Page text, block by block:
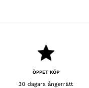
ÖPPET KÖP
30 dagars ångerrätt